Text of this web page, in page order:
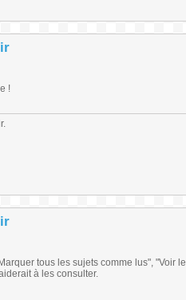
!
tous les sujets comme lus", "Voir
à les consulter.